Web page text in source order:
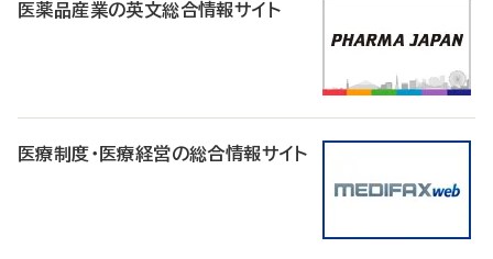
医薬品産業の英文総合情報サイト
医療制度・医療経営の総合情報サイト